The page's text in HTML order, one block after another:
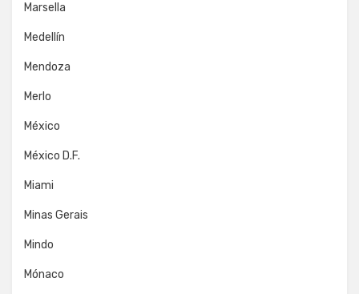
Marsella
Medellín
Mendoza
Merlo
México
México D.F.
Miami
Minas Gerais
Mindo
Mónaco